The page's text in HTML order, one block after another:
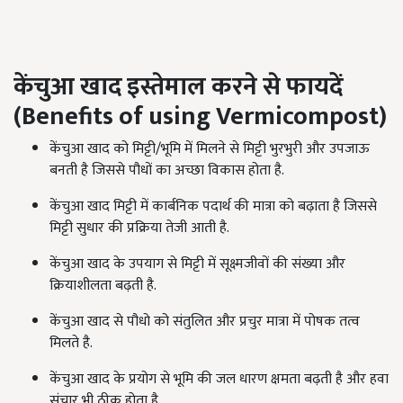
केंचुआ खाद इस्तेमाल करने से फायदें
(Benefits of usingVermicompost)
केंचुआ खाद को मिट्टी/भूमि में मिलने से मिट्टी भुरभुरी और उपजाऊ
बनती है जिससे पौधों का अच्छा विकास होता है.
केंचुआ खाद मिट्टी में कार्बनिक पदार्थ की मात्रा को बढ़ाता है जिससे
मिट्टी सुधार की प्रक्रिया तेजी आती है.
केंचुआ खाद के उपयाग से मिट्टी में सूक्ष्मजीवों की संख्या और
क्रियाशीलता बढ़ती है.
केंचुआ खाद से पौधो को संतुलित और प्रचुर मात्रा में पोषक तत्व
मिलते है.
केंचुआ खाद के प्रयोग से भूमि की जल धारण क्षमता बढ़ती है और हवा